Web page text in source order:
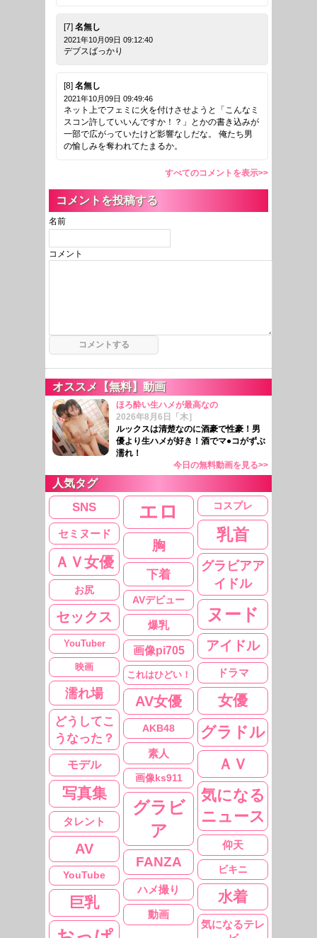
[7] 名無し
2021年10月09日 09:12:40
デブスばっかり
[8] 名無し
2021年10月09日 09:49:46
ネット上でフェミに火を付けさせようと「こんなミ
スコン許していいんですか！？」とかの書き込みが
一部で広がっていたけど影響なしだな。 俺たち男
の愉しみを奪われてたまるか。
すべてのコメントを表示>>
コメントを投稿する
名前
コメント
オススメ【無料】動画
ほろ酔い生ハメが最高なの
2026年8月6日「木］
ルックスは清楚なのに酒豪で性豪！男
優より生ハメが好き！酒でマ●コがずぶ
濡れ！
今日の無料動画を見る>>
人気タグ
SNS エロ コスプレ
乳首
セミヌード
胸
ＡＶ女優
グラビアア
イドル
下着
お尻
AVデビュー
ヌード
セックス
爆乳
アイドル
YouTuber
画像pi705
映画 ドラマ
これはひどい！
濡れ場 女優
AV女優
どうしてこ
うなった？
AKB48 グラドル
素人
ＡＶ
モデル
画像ks911
写真集
気になる
ニュース
グラビ
ア
タレント
仰天
AV
FANZA
ビキニ
YouTube
ハメ撮り 水着
巨乳
動画
気になるテレ